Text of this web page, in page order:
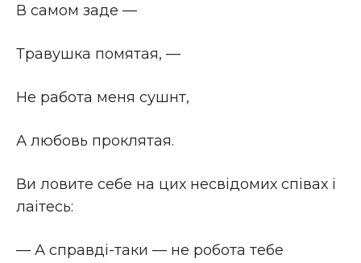
В самом заде —
Травушка помятая, —
Не работа меня сушнт,
А любовь проклятая.
Ви ловите себе на цих несвiдомих спiвах i
лаітесь:
— А справдi-таки — не робота тебе